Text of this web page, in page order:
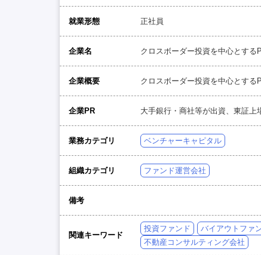
就業形態 正社員
企業名 クロスボーダー投資を中心とする
企業概要 クロスボーダー投資を中心とする
企業PR 大手銀行・商社等が出資、東証上
業務カテゴリ ベンチャーキャピタル
組織カテゴリ ファンド運営会社
備考
関連キーワード
投資ファンド バイアウトファ
不動産コンサルティング会社